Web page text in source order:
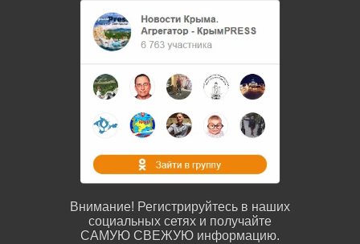
Внимание! Регистрируйтесь в наших
социальных сетях и получайте
САМУЮ СВЕЖУЮ информацию.